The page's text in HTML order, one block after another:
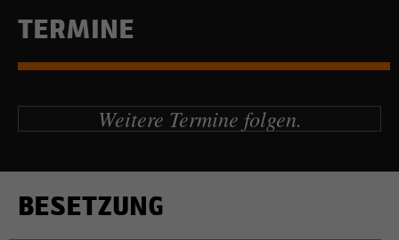
TERMINE
Weitere Termine folgen.
BESETZUNG